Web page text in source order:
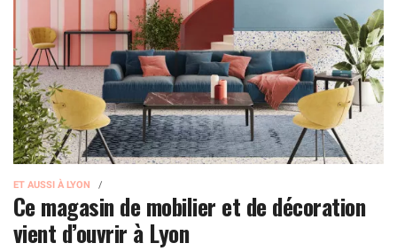
ET AUSSI À LYON
Ce magasin de mobilier et de décoration
vient d’ouvrir à Lyon